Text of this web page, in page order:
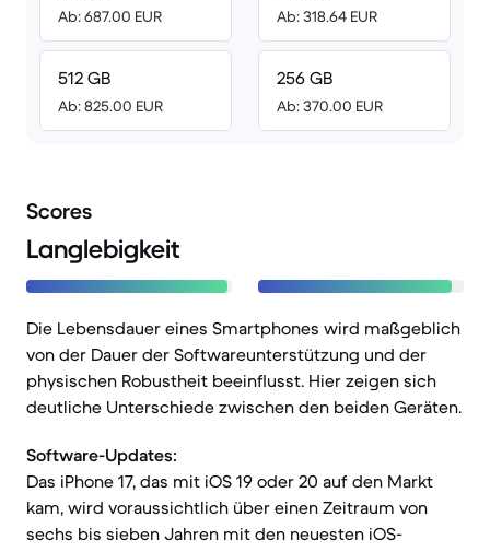
Ab: 687.00 EUR
512 GB
Ab: 825.00 EUR
Ab: 318.64 EUR
256 GB
Ab: 370.00 EUR
Scores
Langlebigkeit
Die Lebensdauer eines Smartphones wird maßgeblich
von der Dauer der Softwareunterstützung und der
physischen Robustheit beeinflusst. Hier zeigen sich
deutliche Unterschiede zwischen den beiden Geräten.
Software-Updates:
Das iPhone 17, das mit iOS 19 oder 20 auf den Markt
kam, wird voraussichtlich über einen Zeitraum von
sechs bis sieben Jahren mit den neuesten iOS-